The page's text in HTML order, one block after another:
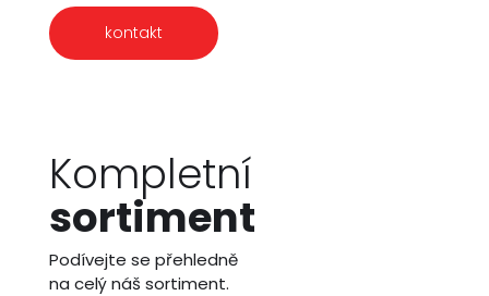
kontakt
Kompletní
sortiment
Podívejte se přehledně
na celý náš sortiment.